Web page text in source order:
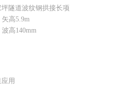
隧道波纹钢拱接长项
矢高5.9m
高140mm
用